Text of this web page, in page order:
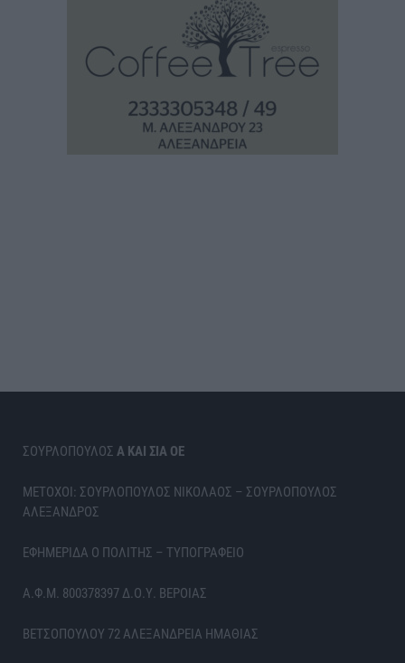
ΣΟΥΡΛΟΠΟΥΛΟΣ Α ΚΑΙ ΣΙΑ ΟΕ
ΜΕΤΟΧΟΙ: ΣΟΥΡΛΟΠΟΥΛΟΣ ΝΙΚΟΛΑΟΣ – ΣΟΥΡΛΟΠΟΥΛΟΣ
ΑΛΕΞΑΝΔΡΟΣ
ΕΦΗΜΕΡΙΔΑ Ο ΠΟΛΙΤΗΣ – ΤΥΠΟΓΡΑΦΕΙΟ
Α.Φ.Μ. 800378397 Δ.Ο.Υ. ΒΕΡΟΙΑΣ
ΒΕΤΣΟΠΟΥΛΟΥ 72 ΑΛΕΞΑΝΔΡΕΙΑ ΗΜΑΘΙΑΣ